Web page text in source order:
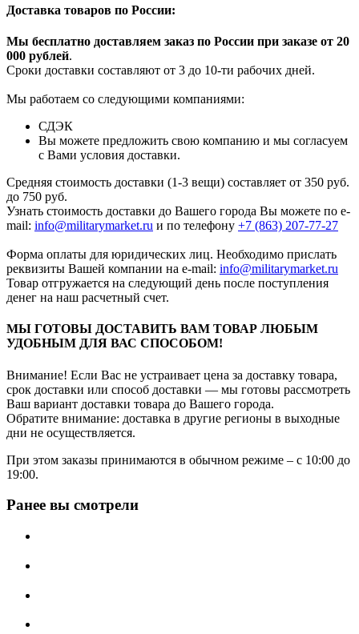
Доставка товаров по России:
Мы бесплатно доставляем заказ по России при заказе от 20
000 рублей.
Сроки доставки составляют от 3 до 10-ти рабочих дней.
Мы работаем со следующими компаниями:
СДЭК
Вы можете предложить свою компанию и мы согласуем
с Вами условия доставки.
Средняя стоимость доставки (1-3 вещи) составляет от 350 руб.
до 750 руб.
Узнать стоимость доставки до Вашего города Вы можете по e-
mail: info@militarymarket.ru и по телефону +7 (863) 207-77-27
Форма оплаты для юридических лиц. Необходимо прислать
реквизиты Вашей компании на е-mail: info@militarymarket.ru
Товар отгружается на следующий день после поступления
денег на наш расчетный счет.
МЫ ГОТОВЫ ДОСТАВИТЬ ВАМ ТОВАР ЛЮБЫМ
УДОБНЫМ ДЛЯ ВАС СПОСОБОМ!
Внимание! Если Вас не устраивает цена за доставку товара,
срок доставки или способ доставки — мы готовы рассмотреть
Ваш вариант доставки товара до Вашего города.
Обратите внимание: доставка в другие регионы в выходные
дни не осуществляется.
При этом заказы принимаются в обычном режиме – с 10:00 до
19:00.
Ранее вы смотрели